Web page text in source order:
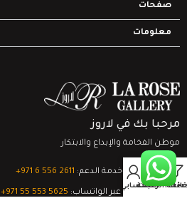
صفحات
معلومات
مرحبا بك في لاروز
موطن الفخامة والإبداع والابتكار
تواصل مع خدمة الدعم: ‎+971 6 556 2611
الدعم الفني عبر الواتساب: ‎+971 55 553 5625
قائمة الرغبات
0
السلةحسابي